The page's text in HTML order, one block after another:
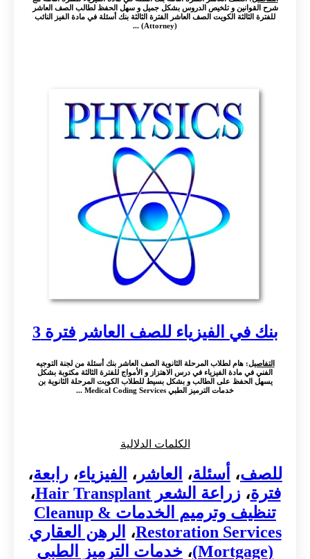
شرح القوانين و تلخيص الدروس بشكل جميل و سهل الحفظ لطالب الصف العاشر
للفترة الثالثة الكويت الصف العاشر الفترة الثالثة بنك أسئلة في مادة الفيز النائب
(Attorney) ...
بنك في الفيزياء للصف العاشر فترة 3
التفاصيل: هام لطلاب المرحلة الثانوية الصف العاشر بنك أسئلة من لجنة التوجيه
الفني في مادة الفيزياء في درس الاهتزاز و الأمواج للفترة الثالثة مكتوبة بشكل
يسهل الحفظ على الطالب و بشكل بسيط للطلاب الكويت المرحلة الثانوية بن
خدمات الترميز الطبي Medical Coding Services ...
الكلمات الدلالية
للصف، أسئلة، العاشر ، الفيزياء، رابعة،
فترة،زراعة الشعر Hair Transplant
،
تنظيف وترميم الخدمات Cleanup &
Restoration Services،
الرهن العقاري
(Mortgage)
، خدمات الترميز الطبي